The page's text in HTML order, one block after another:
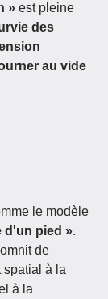
» est pleine
des
au vide
le modèle
d'un pied ».
de
spatial à la
à la